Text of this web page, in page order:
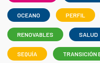
OCEANO PERFIL
RENOVABLES SALUD
SEQUÍA TRANSICIÓN